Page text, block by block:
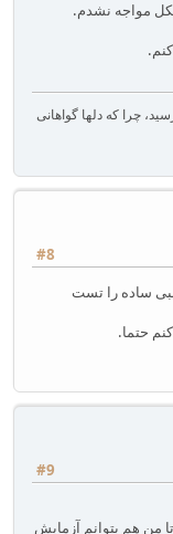
چرا که دلها گواهانی
#8
ساده را تست
حتما.
#9
من هم بتوانم آزمایش